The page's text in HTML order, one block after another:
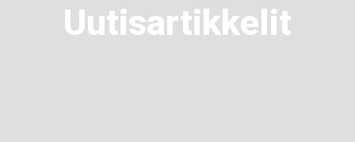
Uutisartikkelit